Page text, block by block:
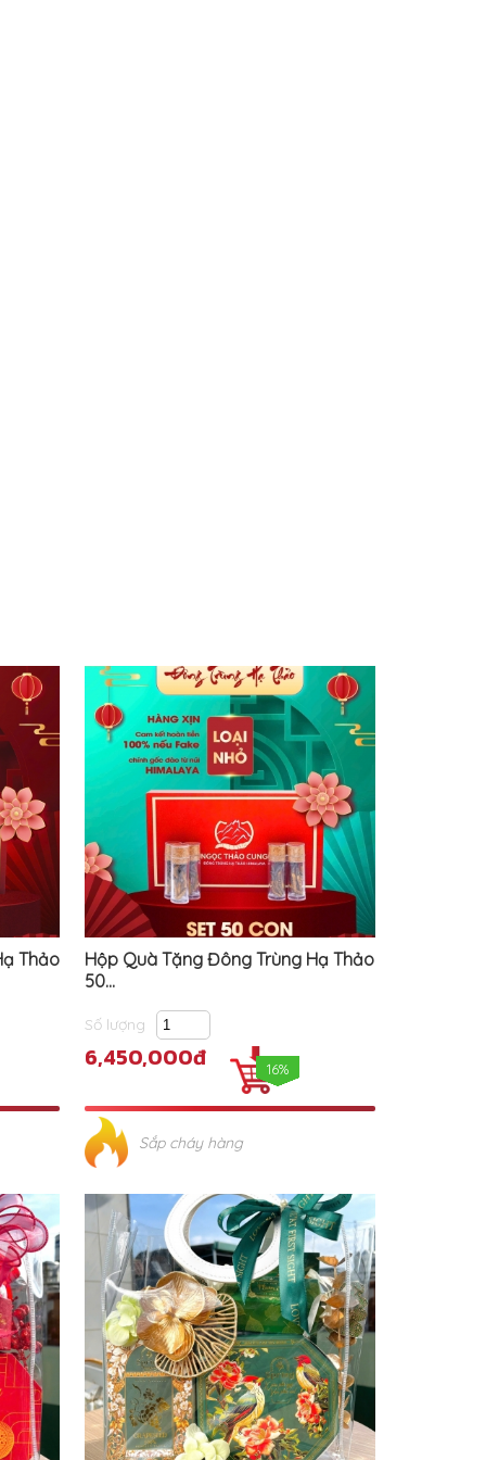
Thảo
Hộp Quà Tặng Đông Trùng Hạ Thảo
50...
Số lượng
6,450,000đ 16%
Sắp cháy hàng